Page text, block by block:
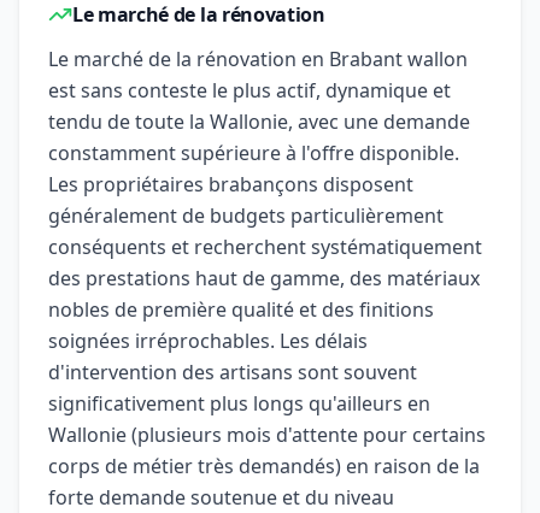
Le marché de la rénovation
Le marché de la rénovation en Brabant wallon
est sans conteste le plus actif, dynamique et
tendu de toute la Wallonie, avec une demande
constamment supérieure à l'offre disponible.
Les propriétaires brabançons disposent
généralement de budgets particulièrement
conséquents et recherchent systématiquement
des prestations haut de gamme, des matériaux
nobles de première qualité et des finitions
soignées irréprochables. Les délais
d'intervention des artisans sont souvent
significativement plus longs qu'ailleurs en
Wallonie (plusieurs mois d'attente pour certains
corps de métier très demandés) en raison de la
forte demande soutenue et du niveau